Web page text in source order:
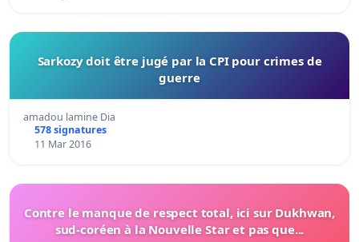
Sarkozy doit être jugé par la CPI pour crimes de
guerre
amadou lamine Dia
578 signatures
11 Mar 2016
Contre le manque de respect total, ici sur Dukhwan,
sud-coréen à la Nouvelle Star et pas que...